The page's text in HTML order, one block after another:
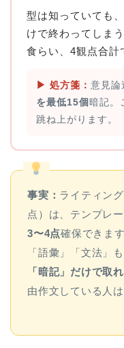
型は知っていても
けで終わってしま
食らい、4観点合計
▶︎ 処方箋： 意見論
を最低15個暗記。
跳ね上がります。
事実： ライティン
点）は、テンプレ
3〜4点確保できま
「語彙」「文法」も
「暗記」だけで取
由作文している人